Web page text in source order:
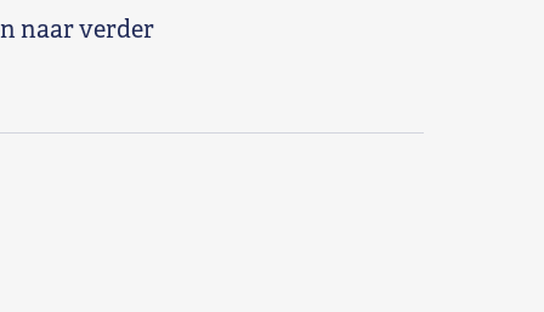
naar verder